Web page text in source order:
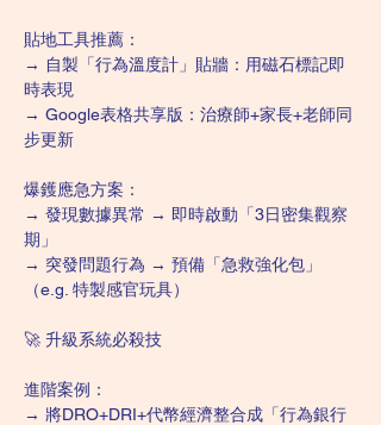
貼地工具推薦：
→ 自製「行為溫度計」貼牆：用磁石標記即
時表現
→ Google表格共享版：治療師+家長+老師同
步更新
爆鑊應急方案：
→ 發現數據異常 → 即時啟動「3日密集觀察
期」
→ 突發問題行為 → 預備「急救強化包」
（e.g. 特製感官玩具）
🚀 升級系統必殺技
進階案例：
→ 將DRO+DRI+代幣經濟整合成「行為銀行